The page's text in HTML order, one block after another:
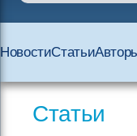
НовостиСтатьи
Статьи